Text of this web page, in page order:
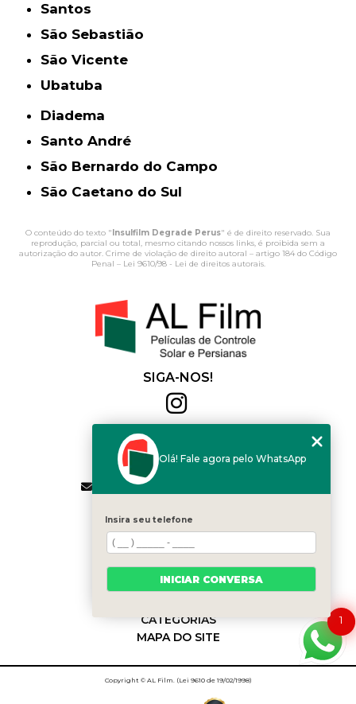
Santos
São Sebastião
São Vicente
Ubatuba
Diadema
Santo André
São Bernardo do Campo
São Caetano do Sul
O conteúdo do texto "Insulfilm Degrade Perus" é de direito reservado. Sua
reprodução, parcial ou total, mesmo citando nossos links, é proibida sem a
autorização do autor. Crime de violação de direito autoral – artigo 184 do Código
Penal – Lei 9610/98 - Lei de direitos autorais.
SIGA-NOS!
(11) 2564-4684
(11) 94168-2041
contato.vendas@alfilm.com.br
MENU
HOME
QUEM SOMOS
SERVIÇOS
BLOG
CATEGORIAS
MAPA DO SITE
Copyright © AL Film. (Lei 9610 de 19/02/1998)
1
Olá! Fale agora pelo WhatsApp
Insira seu telefone
INICIAR CONVERSA